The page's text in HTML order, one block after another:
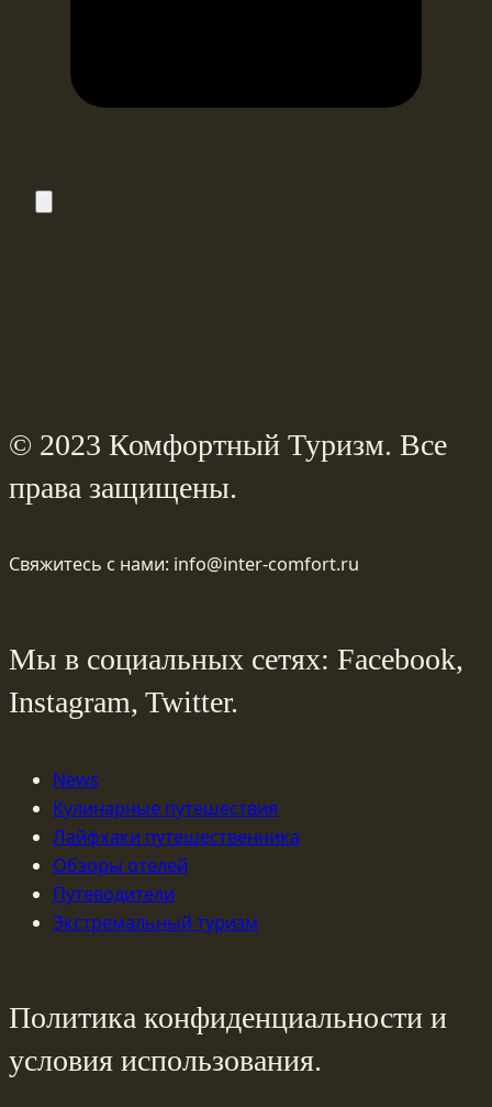
© 2023 Комфортный Туризм. Все
права защищены.
Свяжитесь с нами: info@inter-comfort.ru
Мы в социальных сетях: Facebook,
Instagram, Twitter.
News
Кулинарные путешествия
Лайфхаки путешественника
Обзоры отелей
Путеводители
Экстремальный туризм
Политика конфиденциальности и
условия использования.